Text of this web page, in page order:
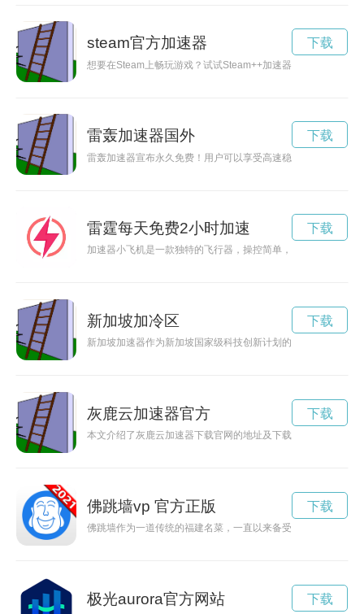
steam官方加速器
想要在Steam上畅玩游戏？试试Steam++加速器，让你的游戏体
下载
雷轰加速器国外
雷轰加速器宣布永久免费！用户可以享受高速稳定的网络加速
下载
雷霆每天免费2小时加速
加速器小飞机是一款独特的飞行器，操控简单，速度快，让人
下载
新加坡加冷区
新加坡加速器作为新加坡国家级科技创新计划的一部分，致力
下载
灰鹿云加速器官方
本文介绍了灰鹿云加速器下载官网的地址及下载方式，帮助用
下载
佛跳墙vp 官方正版
佛跳墙作为一道传统的福建名菜，一直以来备受美食爱好者的
下载
极光aurora官方网站 下载